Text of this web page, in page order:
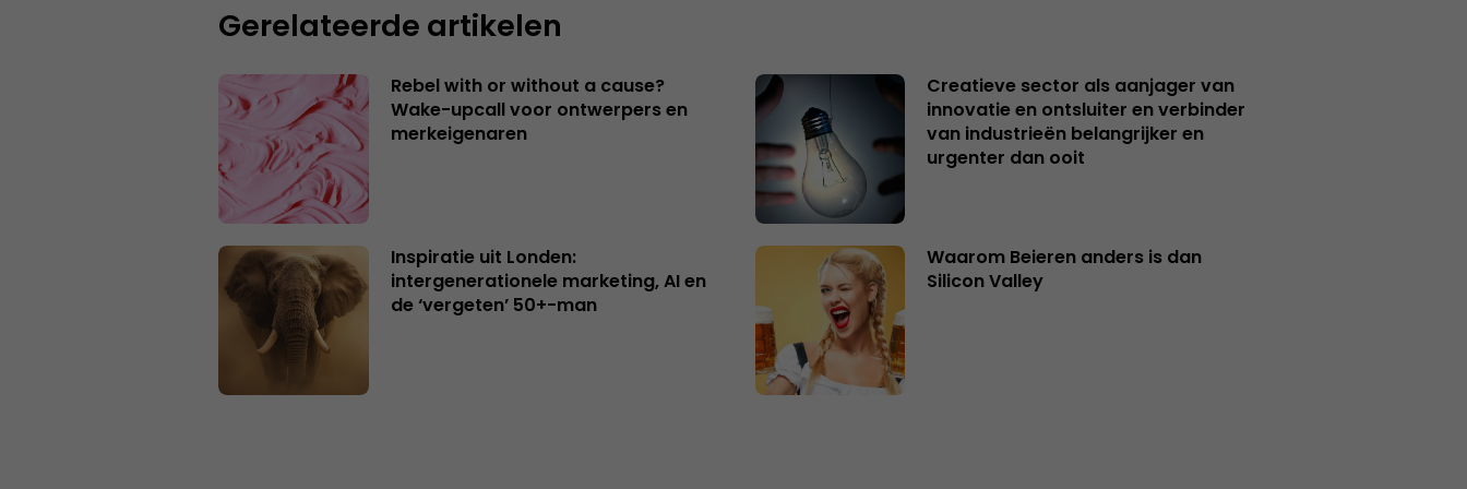
Gerelateerde artikelen
Rebel with or without a cause?
Wake-upcall voor ontwerpers en
merkeigenaren
Creatieve sector als aanjager van
innovatie en ontsluiter en verbinder
van industrieën belangrijker en
urgenter dan ooit
Inspiratie uit Londen:
intergenerationele marketing, AI en
de ‘vergeten’ 50+-man
Waarom Beieren anders is dan
Silicon Valley